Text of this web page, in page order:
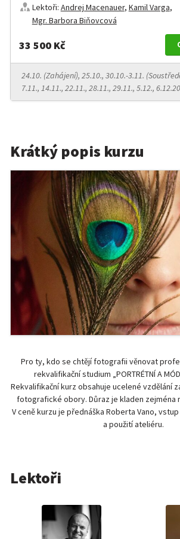
Lektoři: Andrej Macenauer, Kamil Varga,
Mgr. Barbora Biňovcová
33 500 Kč
24.10. (Zahájení), 25.10., 30.10.-3.11.
7.11., 14.11., 22.11., 28.11., 29.11., 5.12.,
Krátký popis kurzu
Pro ty, kdo se chtějí fotografii věnovat
rekvalifikační studium „PORTRÉTNÍ A
Rekvalifikační kurz obsahuje ucelené vzdělání
fotografické obory. Důraz je kladen zejména
V ceně kurzu je přednáška Roberta Vano,
a použití ateliéru.
Lektoři